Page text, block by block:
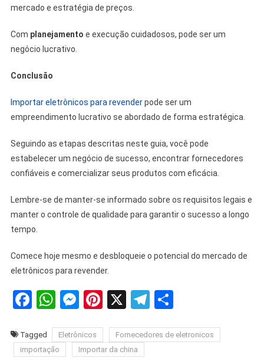
mercado e estratégia de preços.
Com planejamento e execução cuidadosos, pode ser um
negócio lucrativo.
Conclusão
Importar eletrônicos para revenderpode ser um
empreendimento lucrativo se abordado de forma estratégica.
Seguindo as etapas descritas neste guia, você pode
estabelecer um negócio de sucesso, encontrar fornecedores
confiáveis ​​e comercializar seus produtos com eficácia.
Lembre-se de manter-se informado sobre os requisitos legais e
manter o controle de qualidade para garantir o sucesso a longo
tempo.
Comece hoje mesmo e desbloqueie o potencial do mercado de
eletrônicos para revender.
Facebook
WhatsApp
Messenger
Pinterest
X Telegram
Share
Tagged Eletrônicos
Fornecedores de eletronicos
importação
Importar da china